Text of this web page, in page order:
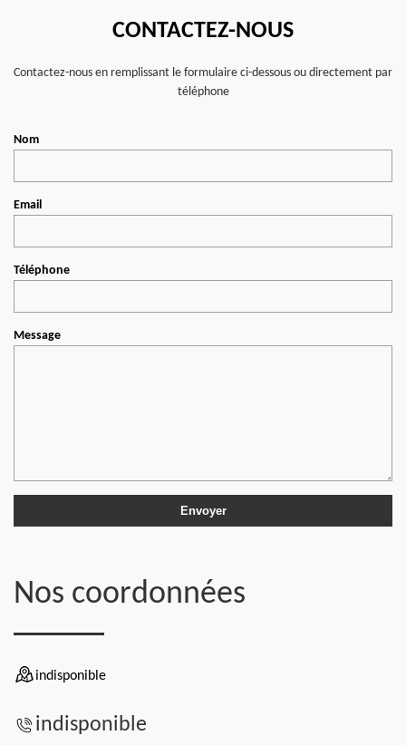
CONTACTEZ-NOUS
Contactez-nous en remplissant le formulaire ci-dessous ou directement par
téléphone
Nom
Email
Téléphone
Message
Nos coordonnées
indisponible
indisponible